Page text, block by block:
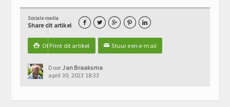
Sociale media
Share dit artikel     
 Of Print dit artikel ✉Stuur een e-mail
DoorJan Braaksma
april 30, 2023 18:33